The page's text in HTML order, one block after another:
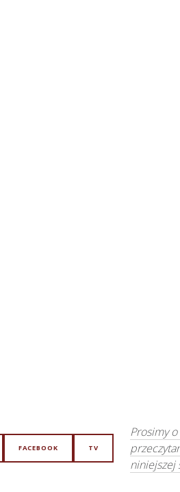
FACEBOOK TV
Prosimy
niniejszej